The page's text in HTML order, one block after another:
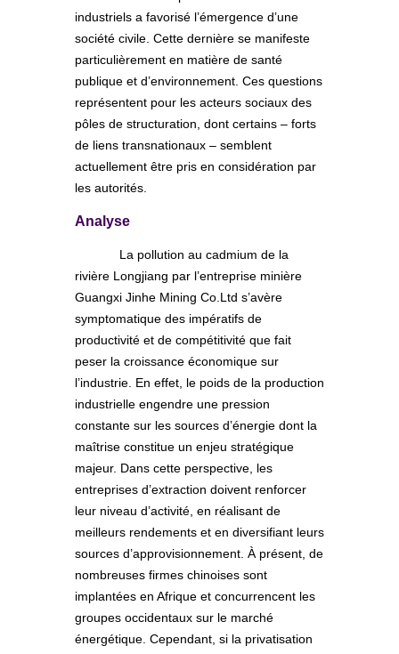
industriels a favorisé l’émergence d’une
société civile. Cette dernière se manifeste
particulièrement en matière de santé
publique et d’environnement. Ces questions
représentent pour les acteurs sociaux des
pôles de structuration, dont certains – forts
de liens transnationaux – semblent
actuellement être pris en considération par
les autorités.
Analyse
La pollution au cadmium de la
rivière Longjiang par l’entreprise minière
Guangxi Jinhe Mining Co.Ltd s’avère
symptomatique des impératifs de
productivité et de compétitivité que fait
peser la croissance économique sur
l’industrie. En effet, le poids de la production
industrielle engendre une pression
constante sur les sources d’énergie dont la
maîtrise constitue un enjeu stratégique
majeur. Dans cette perspective, les
entreprises d’extraction doivent renforcer
leur niveau d’activité, en réalisant de
meilleurs rendements et en diversifiant leurs
sources d’approvisionnement. À présent, de
nombreuses firmes chinoises sont
implantées en Afrique et concurrencent les
groupes occidentaux sur le marché
énergétique. Cependant, si la privatisation